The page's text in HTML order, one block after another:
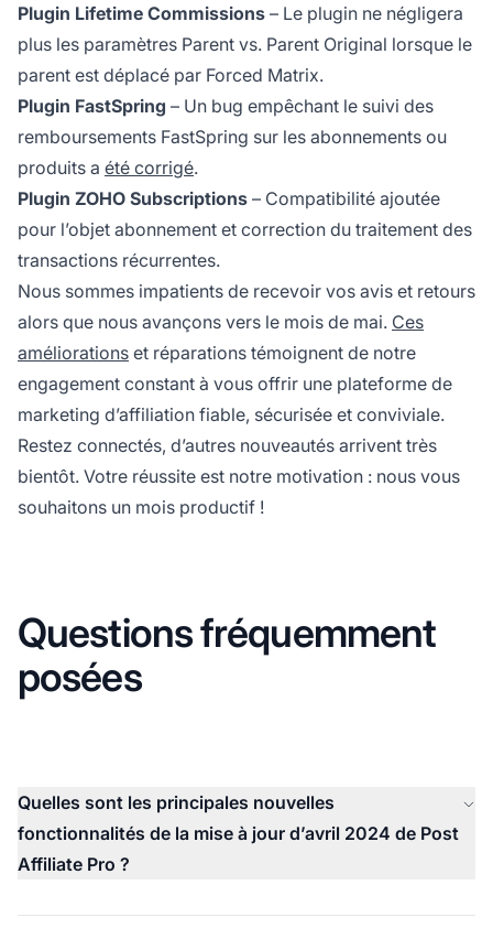
Plugin Lifetime Commissions – Le plugin ne négligera
plus les paramètres Parent vs. Parent Original lorsque le
parent est déplacé par Forced Matrix.
Plugin FastSpring – Un bug empêchant le suivi des
remboursements FastSpring sur les abonnements ou
produits a été corrigé.
Plugin ZOHO Subscriptions – Compatibilité ajoutée
pour l’objet abonnement et correction du traitement des
transactions récurrentes.
Nous sommes impatients de recevoir vos avis et retours
alors que nous avançons vers le mois de mai. Ces
améliorations et réparations témoignent de notre
engagement constant à vous offrir une plateforme de
marketing d’affiliation fiable, sécurisée et conviviale.
Restez connectés, d’autres nouveautés arrivent très
bientôt. Votre réussite est notre motivation : nous vous
souhaitons un mois productif !
Questions fréquemment
posées
Quelles sont les principales nouvelles
fonctionnalités de la mise à jour d’avril 2024 de Post
Affiliate Pro ?